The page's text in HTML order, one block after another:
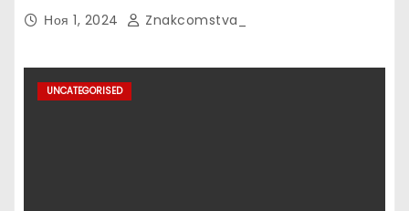
Ноя 1, 2024 Znakcomstva_
UNCATEGORISED